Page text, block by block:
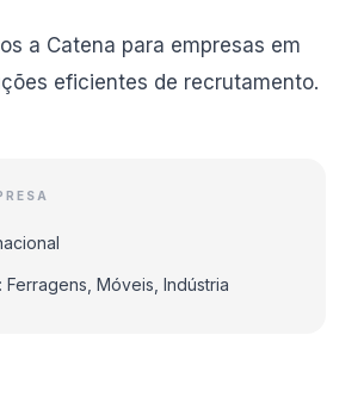
a Catena para empresas em
eficientes de recrutamento.
Ferragens, Móveis, Indústria